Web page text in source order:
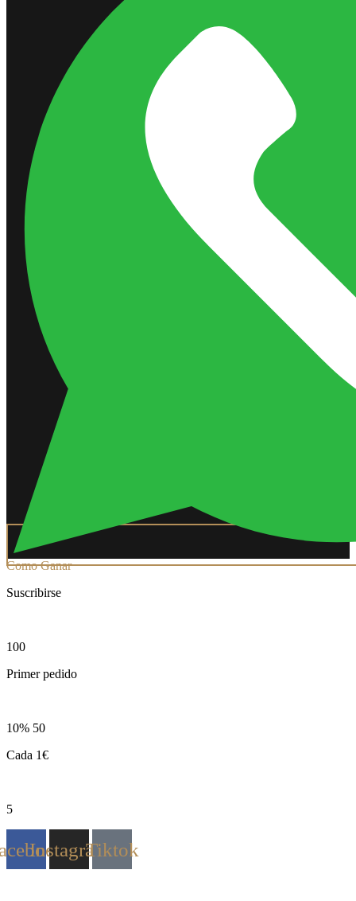
Como Ganar
Suscribirse
100
Primer pedido
10% 50
Cada 1€
5
InstagramTiktok